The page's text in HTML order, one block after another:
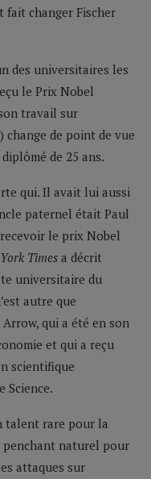
fait changer Fischer
des universitaires les
le Prix Nobel
travail sur
change de point de vue
de 25 ans.
qui. Il avait lui aussi
paternel était Paul
le prix Nobel
Times a décrit
universitaire du
autre que
qui a été en son
et qui a reçu
scientifique
Science.
talent rare pour la
penchant naturel pour
attaques sur